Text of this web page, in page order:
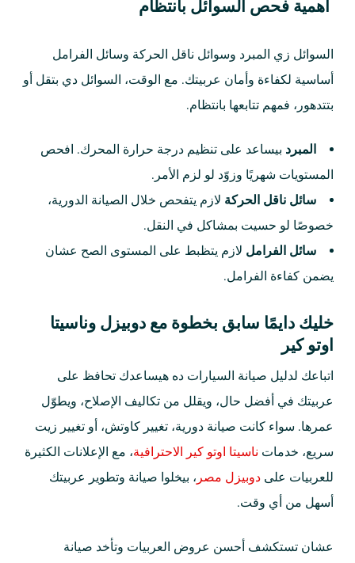
أهمية فحص السوائل بانتظام
السوائل زي المبرد وسوائل ناقل الحركة وسائل الفرامل
أساسية لكفاءة وأمان عربيتك. مع الوقت، السوائل دي بتقل أو
بتتدهور، فمهم تتابعها بانتظام.
المبرد بيساعد على تنظيم درجة حرارة المحرك. افحص
المستويات شهريًا وزوّد لو لزم الأمر.
سائل ناقل الحركة لازم يتفحص خلال الصيانة الدورية،
خصوصًا لو حسيت بمشاكل في النقل.
سائل الفرامل لازم يتظبط على المستوى الصح عشان
يضمن كفاءة الفرامل.
خليك دايمًا سابق بخطوة مع دوبيزل وناسيتا
اوتو كير
اتباعك لدليل صيانة السيارات ده هيساعدك تحافظ على
عربيتك في أفضل حال، ويقلل من تكاليف الإصلاح، ويطوّل
عمرها. سواء كانت صيانة دورية، تغيير كاوتش، أو تغيير زيت
سريع، خدمات ناسيتا اوتو كير الاحترافية، مع الإعلانات الكثيرة
للعربيات على دوبيزل مصر ، بيخلوا صيانة وتطوير عربيتك
أسهل من أي وقت.
عشان تستكشف أحسن عروض العربيات وتأخد صيانة